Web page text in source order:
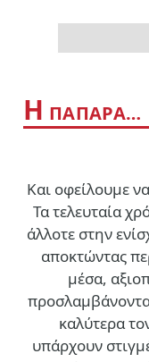
Η ΠΑΠΑΡΑ…
Και οφείλουμε
Τα τελευταία
άλλοτε στην
αποκτώντας
μέσα,
καλύτερα
υπάρχουν